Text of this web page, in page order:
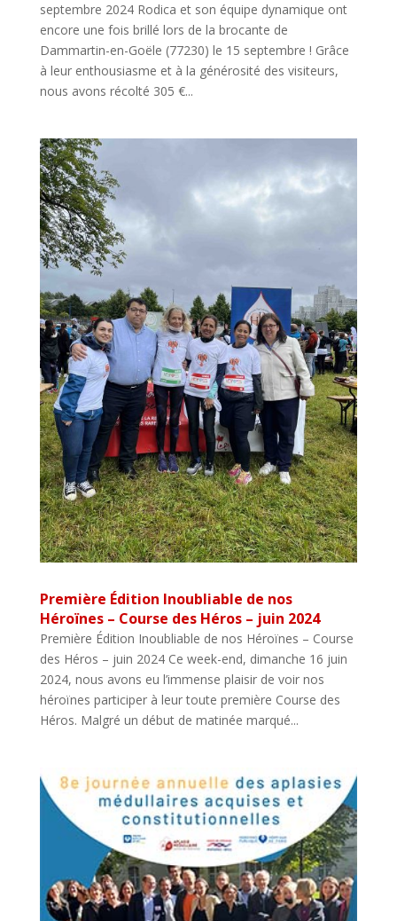
septembre 2024 Rodica et son équipe dynamique ont
encore une fois brillé lors de la brocante de
Dammartin-en-Goële (77230) le 15 septembre ! Grâce
à leur enthousiasme et à la générosité des visiteurs,
nous avons récolté 305 €...
Première Édition Inoubliable de nos
Héroïnes – Course des Héros – juin 2024
Première Édition Inoubliable de nos Héroïnes – Course
des Héros – juin 2024 Ce week-end, dimanche 16 juin
2024, nous avons eu l’immense plaisir de voir nos
héroïnes participer à leur toute première Course des
Héros. Malgré un début de matinée marqué...